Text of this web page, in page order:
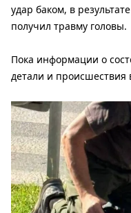
удар баком, в
получил травму головы.
Пока информации о
детали и происшествия